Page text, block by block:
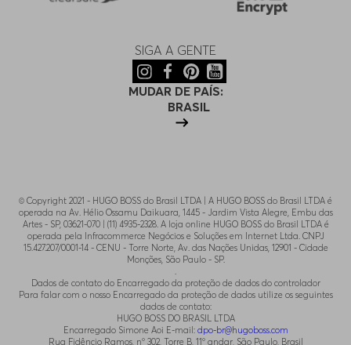
SIGA A GENTE
MUDAR DE PAÍS:
BRASIL
© Copyright 2021 - HUGO BOSS do Brasil LTDA | A HUGO BOSS do Brasil LTDA é
operada na Av. Hélio Ossamu Daikuara, 1445 - Jardim Vista Alegre, Embu das
Artes - SP, 03621-070 | (11) 4935-2328. A loja online HUGO BOSS do Brasil LTDA é
operada pela Infracommerce Negócios e Soluções em Internet Ltda. CNPJ
15.427.207/0001-14 - CENU - Torre Norte, Av. das Nações Unidas, 12901 - Cidade
Monções, São Paulo - SP.
.
Dados de contato do Encarregado da proteção de dados do controlador
Para falar com o nosso Encarregado da proteção de dados utilize os seguintes
dados de contato:
HUGO BOSS DO BRASIL LTDA
Encarregado Simone Aoi E-mail: dpo-br@hugoboss.com
Rua Fidêncio Ramos, n° 302, Torre B, 11° andar, São Paulo, Brasil